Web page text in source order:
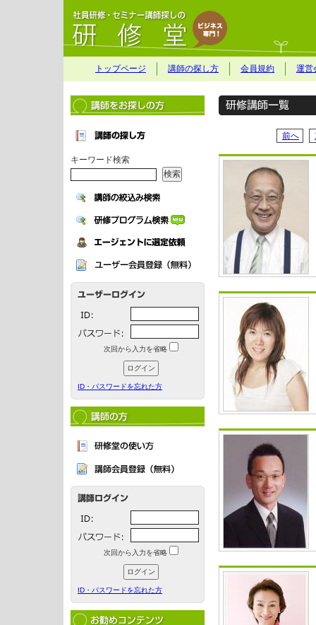
トップページ 講師の探し方 会員規約 運営
キーワード検索
次回から入力を省略
ID・パスワードを忘れた方
次回から入力を省略
ID・パスワードを忘れた方
前へ